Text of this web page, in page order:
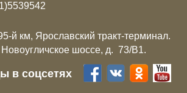
й км, Ярославский тракт-терминал.
шоссе, д. 73/B1.
в соцсетях